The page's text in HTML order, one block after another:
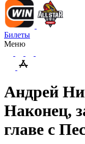
Билеты
Меню
Андрей
Наконец,
главе с